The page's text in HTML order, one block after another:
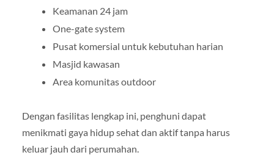
Keamanan 24 jam
One-gate system
Pusat komersial untuk kebutuhan harian
Masjid kawasan
Area komunitas outdoor
Dengan fasilitas lengkap ini, penghuni dapat
menikmati gaya hidup sehat dan aktif tanpa harus
keluar jauh dari perumahan.